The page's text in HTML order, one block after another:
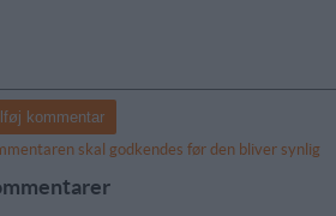
skal godkendes før den bliver synlig